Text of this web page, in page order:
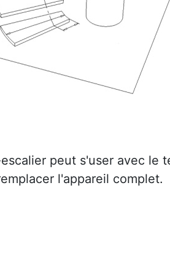
peut s'user avec le
l'appareil complet.